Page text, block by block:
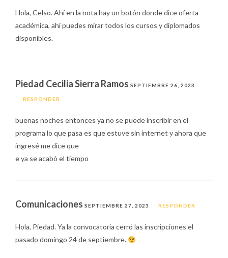
Hola, Celso. Ahí en la nota hay un botón donde dice oferta
académica, ahí puedes mirar todos los cursos y diplomados
disponibles.
Piedad Cecilia Sierra Ramos SEPTIEMBRE 26, 2023
RESPONDER
buenas noches entonces ya no se puede inscribir en el
programa lo que pasa es que estuve sin internet y ahora que
ingresé me dice que
e ya se acabó el tiempo
Comunicaciones SEPTIEMBRE 27, 2023 RESPONDER
Hola, Piedad. Ya la convocatoria cerró las inscripciones el
pasado domingo 24 de septiembre.